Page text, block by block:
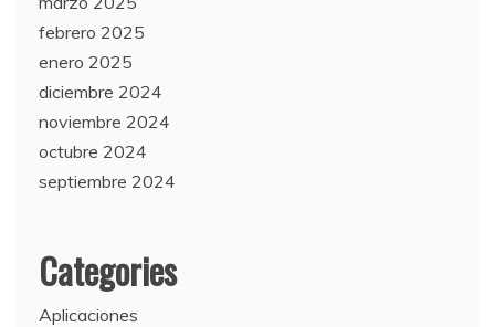
febrero 2025
enero 2025
diciembre 2024
noviembre 2024
octubre 2024
septiembre 2024
Categories
Aplicaciones